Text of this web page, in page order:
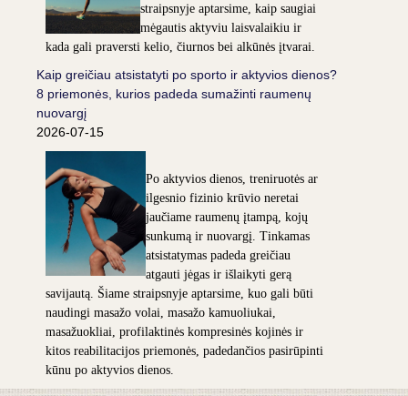
straipsnyje aptarsime, kaip saugiai
mėgautis aktyviu laisvalaikiu ir
kada gali praversti kelio, čiurnos bei alkūnės įtvarai.
Kaip greičiau atsistatyti po sporto ir aktyvios dienos?
8 priemonės, kurios padeda sumažinti raumenų
nuovargį
2026-07-15
Po aktyvios dienos, treniruotės ar
ilgesnio fizinio krūvio neretai
jaučiame raumenų įtampą, kojų
sunkumą ir nuovargį. Tinkamas
atsistatymas padeda greičiau
atgauti jėgas ir išlaikyti gerą
savijautą. Šiame straipsnyje aptarsime, kuo gali būti
naudingi masažo volai, masažo kamuoliukai,
masažuokliai, profilaktinės kompresinės kojinės ir
kitos reabilitacijos priemonės, padedančios pasirūpinti
kūnu po aktyvios dienos.